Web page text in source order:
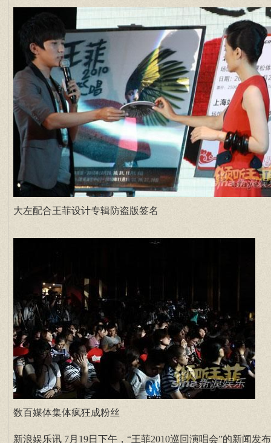
大左配合王菲设计专辑防盗版签名
数百媒体集体疯狂成粉丝
新浪娱乐讯 7月19日下午，“王菲2010巡回演唱会”的新闻发